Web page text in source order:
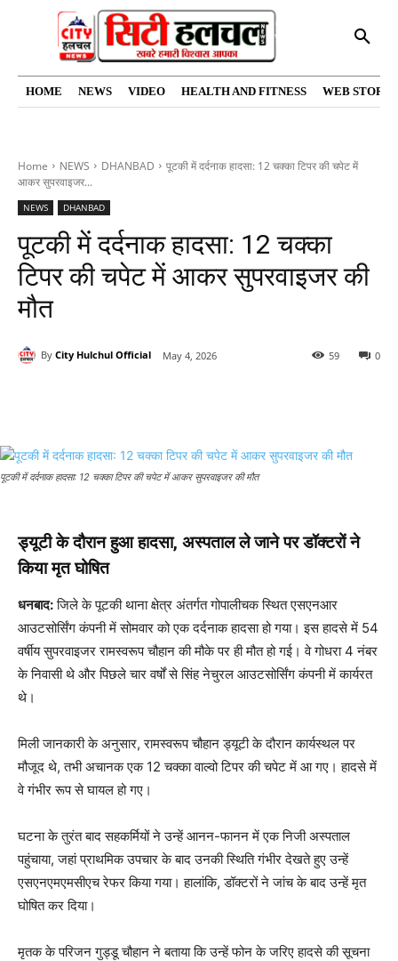
HOME NEWS VIDEO HEALTH AND FITNESS WEB
Home NEWS DHANBAD
पूटकी में दर्दनाक हादसा: 12 चक्का टिपर की चपेट में
आकर सुपरवाइजर...
NEWS DHANBAD
पूटकी में दर्दनाक हादसा: 12 चक्का
टिपर की चपेट में आकर सुपरवाइजर की
मौत
By City Hulchul Official May 4, 2026 0
59
पूटकी में दर्दनाक हादसा: 12 चक्का टिपर की चपेट में आकर सुपरवाइजर की मौत
ड्यूटी के दौरान हुआ हादसा, अस्पताल ले जाने पर डॉक्टरों ने
किया मृत घोषित
धनबाद:जिले के पूटकी थाना क्षेत्र अंतर्गत गोपालीचक स्थित एसएनआर
आउटसोर्सिंग कंपनी में सोमवार को एक दर्दनाक हादसा हो गया। इस हादसे में 54
वर्षीय सुपरवाइजर रामस्वरूप चौहान की मौके पर ही मौत हो गई। वे गोधरा 4 नंबर
के निवासी थे और पिछले चार वर्षों से सिंह नेचुरल आउटसोर्सिंग कंपनी में कार्यरत
थे।
मिली जानकारी के अनुसार, रामस्वरूप चौहान ड्यूटी के दौरान कार्यस्थल पर
मौजूद थे, तभी अचानक एक 12 चक्का वाल्वो टिपर की चपेट में आ गए। हादसे में
वे गंभीर रूप से घायल हो गए।
घटना के तुरंत बाद सहकर्मियों ने उन्हें आनन-फानन में एक निजी अस्पताल
पहुंचाया, जहां प्राथमिक उपचार के बाद उनकी स्थिति गंभीर देखते हुए उन्हें
एसएनएमएमसीएच रेफर किया गया। हालांकि, डॉक्टरों ने जांच के बाद उन्हें मृत
घोषित कर दिया।
मृतक के परिजन गुड्डू चौहान ने बताया कि उन्हें फोन के जरिए हादसे की सूचना